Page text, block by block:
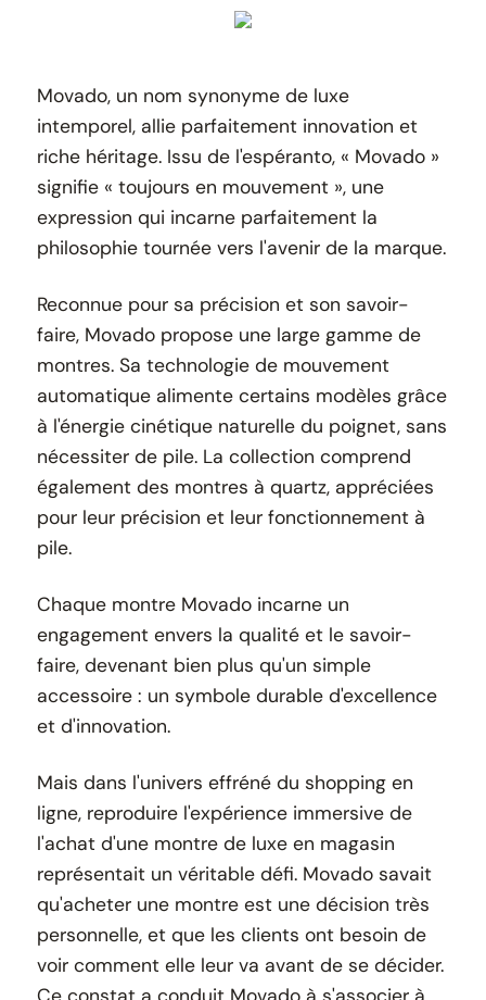
Movado, un nom synonyme de luxe
intemporel, allie parfaitement innovation et
riche héritage. Issu de l'espéranto, « Movado »
signifie « toujours en mouvement », une
expression qui incarne parfaitement la
philosophie tournée vers l'avenir de la marque.
Reconnue pour sa précision et son savoir-
faire, Movado propose une large gamme de
montres. Sa technologie de mouvement
automatique alimente certains modèles grâce
à l'énergie cinétique naturelle du poignet, sans
nécessiter de pile. La collection comprend
également des montres à quartz, appréciées
pour leur précision et leur fonctionnement à
pile.
Chaque montre Movado incarne un
engagement envers la qualité et le savoir-
faire, devenant bien plus qu'un simple
accessoire : un symbole durable d'excellence
et d'innovation.
Mais dans l'univers effréné du shopping en
ligne, reproduire l'expérience immersive de
l'achat d'une montre de luxe en magasin
représentait un véritable défi. Movado savait
qu'acheter une montre est une décision très
personnelle, et que les clients ont besoin de
voir comment elle leur va avant de se décider.